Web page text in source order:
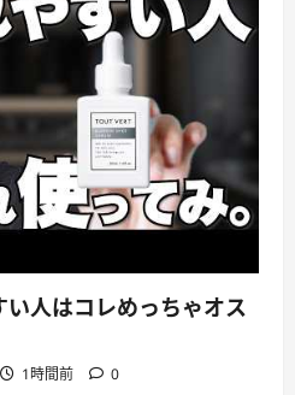
人はコレめっちゃオス
1時間前 0